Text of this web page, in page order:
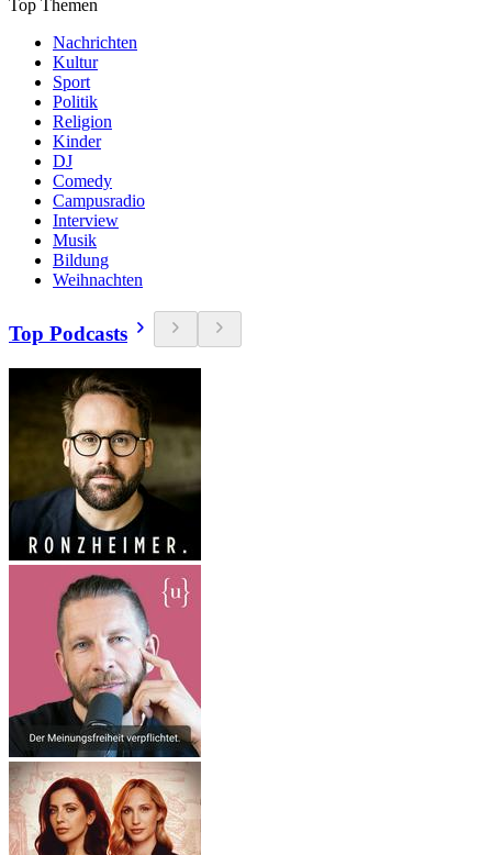
Top Themen
Nachrichten
Kultur
Sport
Politik
Religion
Kinder
DJ
Comedy
Campusradio
Interview
Musik
Bildung
Weihnachten
Top Podcasts